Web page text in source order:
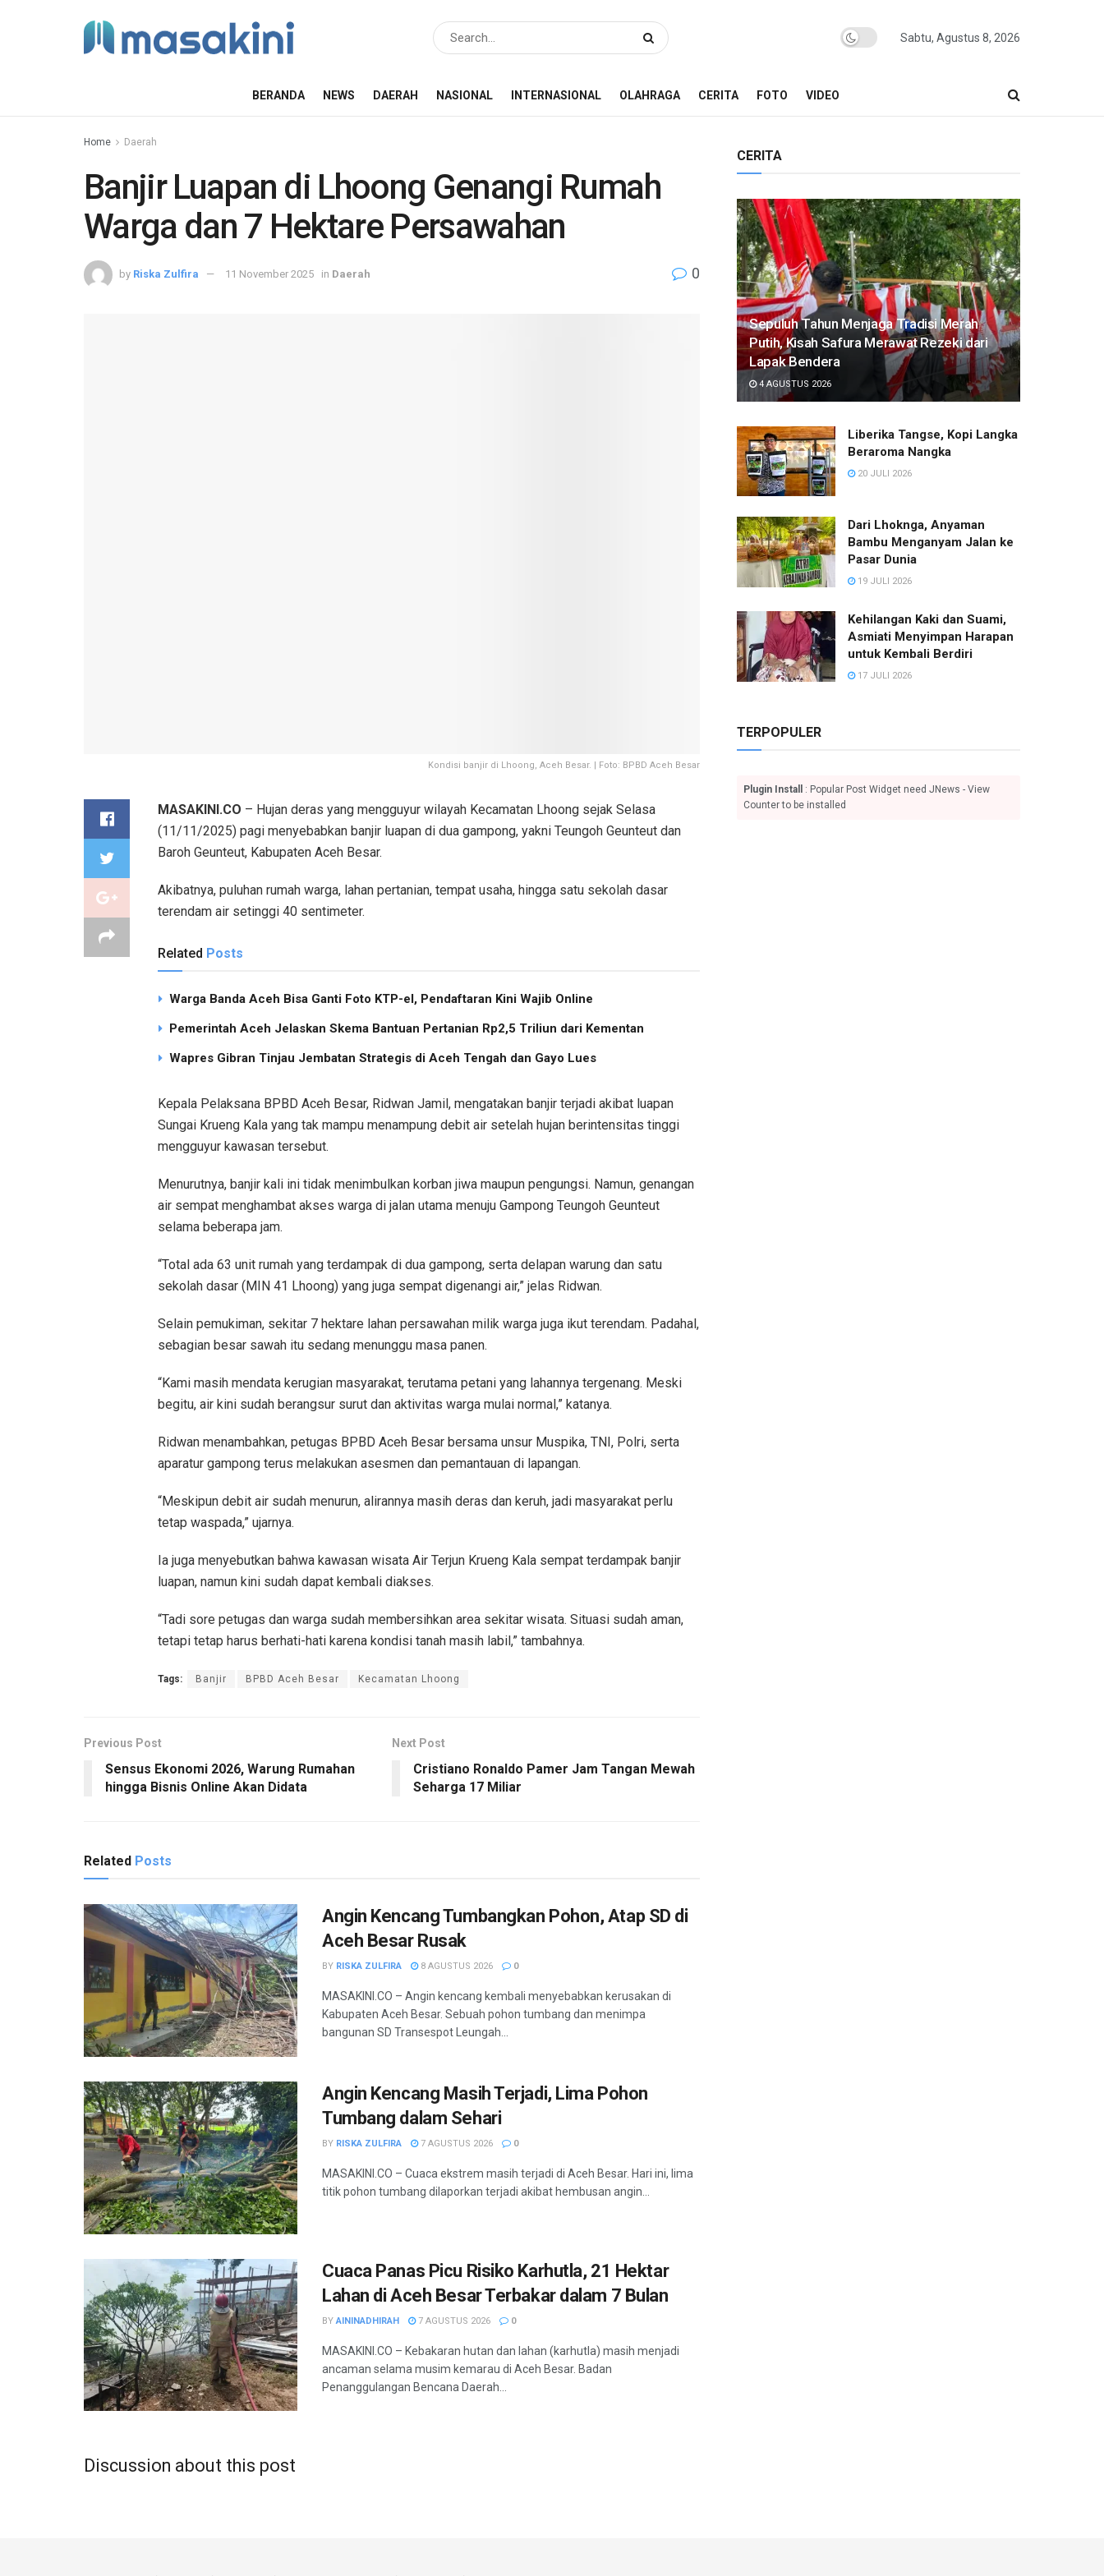
Sabtu, Agustus 8, 2026
BERANDA NEWS DAERAH NASIONAL INTERNASIONAL OLAHRAGA CERITA FOTO VIDEO
Home Daerah
Banjir Luapan di Lhoong Genangi Rumah
Warga dan 7 Hektare Persawahan
by Riska Zulfira 11 November 2025 in Daerah 0
Kondisi banjir di Lhoong, Aceh Besar. | Foto: BPBD Aceh Besar
MASAKINI.CO – Hujan deras yang mengguyur wilayah Kecamatan Lhoong sejak Selasa
(11/11/2025) pagi menyebabkan banjir luapan di dua gampong, yakni Teungoh Geunteut dan
Baroh Geunteut, Kabupaten Aceh Besar.
Akibatnya, puluhan rumah warga, lahan pertanian, tempat usaha, hingga satu sekolah dasar
terendam air setinggi 40 sentimeter.
Related Posts
Warga Banda Aceh Bisa Ganti Foto KTP-el, Pendaftaran Kini Wajib Online
Pemerintah Aceh Jelaskan Skema Bantuan Pertanian Rp2,5 Triliun dari Kementan
Wapres Gibran Tinjau Jembatan Strategis di Aceh Tengah dan Gayo Lues
Kepala Pelaksana BPBD Aceh Besar, Ridwan Jamil, mengatakan banjir terjadi akibat luapan
Sungai Krueng Kala yang tak mampu menampung debit air setelah hujan berintensitas tinggi
mengguyur kawasan tersebut.
Menurutnya, banjir kali ini tidak menimbulkan korban jiwa maupun pengungsi. Namun, genangan
air sempat menghambat akses warga di jalan utama menuju Gampong Teungoh Geunteut
selama beberapa jam.
“Total ada 63 unit rumah yang terdampak di dua gampong, serta delapan warung dan satu
sekolah dasar (MIN 41 Lhoong) yang juga sempat digenangi air,” jelas Ridwan.
Selain pemukiman, sekitar 7 hektare lahan persawahan milik warga juga ikut terendam. Padahal,
sebagian besar sawah itu sedang menunggu masa panen.
“Kami masih mendata kerugian masyarakat, terutama petani yang lahannya tergenang. Meski
begitu, air kini sudah berangsur surut dan aktivitas warga mulai normal,” katanya.
Ridwan menambahkan, petugas BPBD Aceh Besar bersama unsur Muspika, TNI, Polri, serta
aparatur gampong terus melakukan asesmen dan pemantauan di lapangan.
“Meskipun debit air sudah menurun, alirannya masih deras dan keruh, jadi masyarakat perlu
tetap waspada,” ujarnya.
Ia juga menyebutkan bahwa kawasan wisata Air Terjun Krueng Kala sempat terdampak banjir
luapan, namun kini sudah dapat kembali diakses.
“Tadi sore petugas dan warga sudah membersihkan area sekitar wisata. Situasi sudah aman,
tetapi tetap harus berhati-hati karena kondisi tanah masih labil,” tambahnya.
Tags: Banjir BPBD Aceh Besar Kecamatan Lhoong
Previous Post
Sensus Ekonomi 2026, Warung Rumahan
hingga Bisnis Online Akan Didata
Next Post
Cristiano Ronaldo Pamer Jam Tangan Mewah
Seharga 17 Miliar
Related Posts
Angin Kencang Tumbangkan Pohon, Atap SD di
Aceh Besar Rusak
BY RISKA ZULFIRA 8 AGUSTUS 2026 0
MASAKINI.CO – Angin kencang kembali menyebabkan kerusakan di
Kabupaten Aceh Besar. Sebuah pohon tumbang dan menimpa
bangunan SD Transespot Leungah...
Angin Kencang Masih Terjadi, Lima Pohon
Tumbang dalam Sehari
BY RISKA ZULFIRA 7 AGUSTUS 2026 0
MASAKINI.CO – Cuaca ekstrem masih terjadi di Aceh Besar. Hari ini, lima
titik pohon tumbang dilaporkan terjadi akibat hembusan angin...
Cuaca Panas Picu Risiko Karhutla, 21 Hektar
Lahan di Aceh Besar Terbakar dalam 7 Bulan
BY AININADHIRAH 7 AGUSTUS 2026 0
MASAKINI.CO – Kebakaran hutan dan lahan (karhutla) masih menjadi
ancaman selama musim kemarau di Aceh Besar. Badan
Penanggulangan Bencana Daerah...
Discussion about this post
CERITA
Sepuluh Tahun Menjaga Tradisi Merah
Putih, Kisah Safura Merawat Rezeki dari
Lapak Bendera
4 AGUSTUS 2026
Liberika Tangse, Kopi Langka
Beraroma Nangka
20 JULI 2026
Dari Lhoknga, Anyaman
Bambu Menganyam Jalan ke
Pasar Dunia
19 JULI 2026
Kehilangan Kaki dan Suami,
Asmiati Menyimpan Harapan
untuk Kembali Berdiri
17 JULI 2026
TERPOPULER
Plugin Install
: Popular Post Widget need JNews - View
Counter to be installed